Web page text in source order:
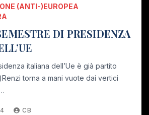
(ANTI-)EUROPEA
DI PRESIDENZA
italiana dell’Ue è già partito
torna a mani vuote dai vertici
CB